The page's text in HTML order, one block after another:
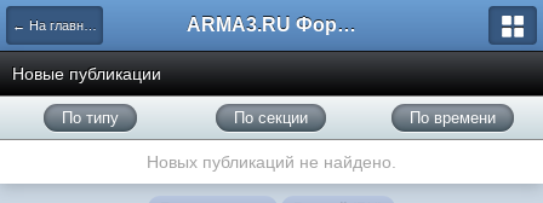
← На главную ARMA3.RU Форум
Новые публикации
По типу По секции По времени
Новых публикаций не найдено.